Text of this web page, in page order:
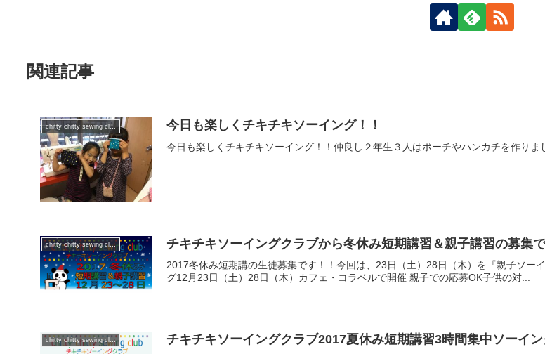
関連記事
chitty chitty sewing club 今日も楽しくチキチキソーイング！！
今日も楽しくチキチキソーイング！！仲良し２年生３人はポーチやハンカチを作りま
chitty chitty sewing club チキチキソーイングクラブから冬休み短期講習＆親子講習の募集で
2017冬休み短期講の生徒募集です！！今回は、23日（土）28日（木）を『親子ソ
グ12月23日（土）28日（木）カフェ・コラベルで開催 親子での応募OK子供の対...
chitty chitty sewing club チキチキソーイングクラブ2017夏休み短期講習3時間集中ソーイン